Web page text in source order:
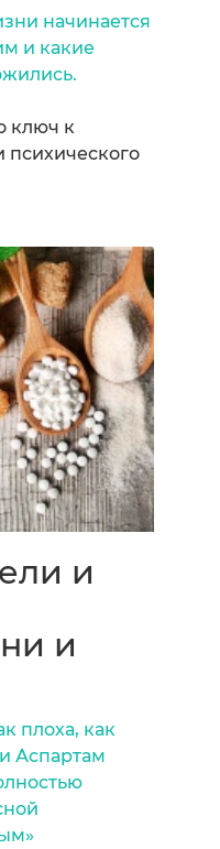
начинается
и какие
ключ к
и
и
плоха, как
Аспартам